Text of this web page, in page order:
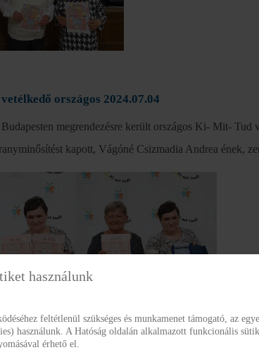
országos 2024.07.04
megrendezésre került országos Ki- Mit-
kapott, Vágóné Csizmadia Andrea ének,
használunk
feltétlenül szükséges és munkamenet támogató, az
használunk. A Hatóság oldalán alkalmazott funkcionális
érhető el.